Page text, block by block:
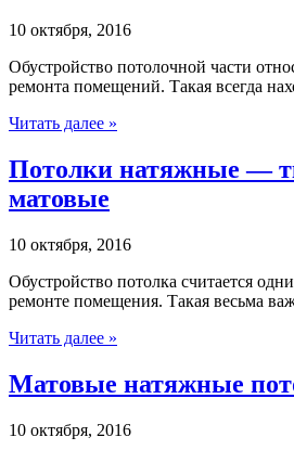
10 октября, 2016
Обустройство потолочной части
ремонта помещений. Такая всегда
Читать далее »
Потолки натяжные —
матовые
10 октября, 2016
Обустройство потолка считается
ремонте помещения. Такая весьма
Читать далее »
Матовые натяжные
10 октября, 2016